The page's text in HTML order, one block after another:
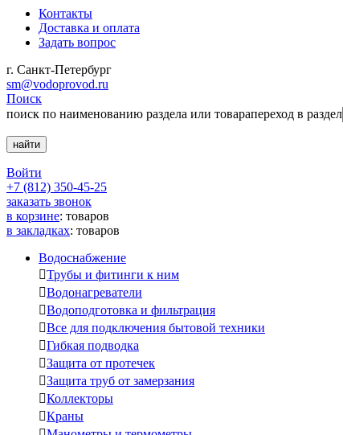
Контакты
Доставка и оплата
Задать вопрос
г. Санкт-Петербург
sm@vodoprovod.ru
Поиск
поиск по наименованию раздела или товарапереход в раздел
Войти
+7 (812) 350-45-25
заказать звонок
в корзине: товаров
в закладках: товаров
Водоснабжение
Трубы и фитинги к ним
Водонагреватели
Водоподготовка и фильтрация
Все для подключения бытовой техники
Гибкая подводка
Защита от протечек
Защита труб от замерзания
Коллекторы
Краны